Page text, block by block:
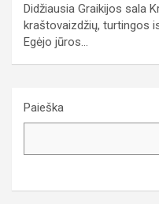
Didžiausia Graikijos sala
kraštovaizdžių, turtingos
Egėjo jūros…
Paieška